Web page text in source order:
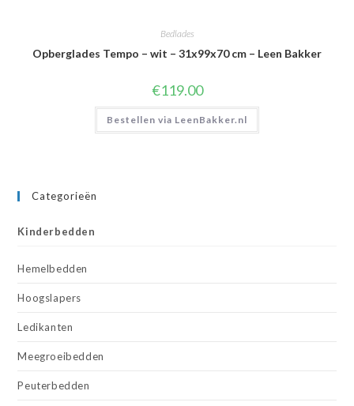
Bedlades
Opberglades Tempo – wit – 31x99x70 cm – Leen Bakker
€119.00
Bestellen via LeenBakker.nl
Categorieën
Kinderbedden
Hemelbedden
Hoogslapers
Ledikanten
Meegroeibedden
Peuterbedden